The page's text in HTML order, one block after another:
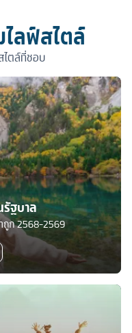
ลฟ์สไตล์
ไตล์ที่ชอบ
รัฐบาล
ถูก 2568-2569